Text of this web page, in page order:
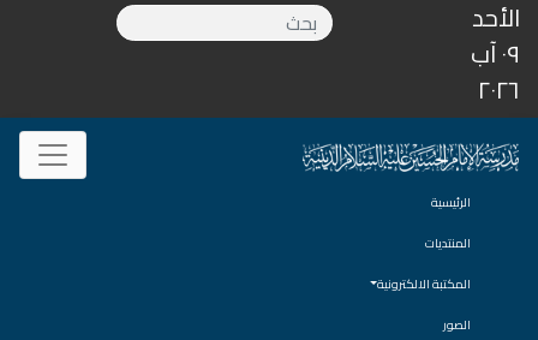
الأحد
٠٩ آب
٢٠٢٦
الرئيسية
المنتديات
المكتبة الالكترونية
الصور